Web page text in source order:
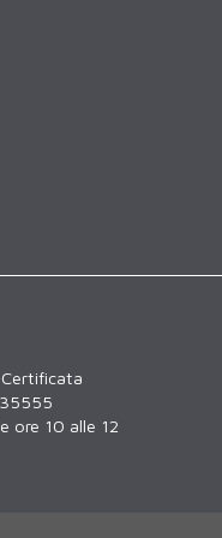
ore 10 alle 12